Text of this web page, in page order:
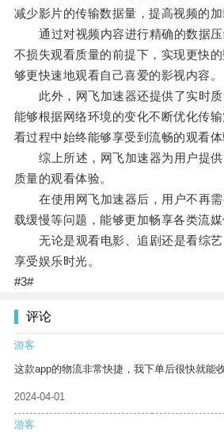
减少影片的传输数据量，提高视频的加
通过对视频内容进行精确的数据压
不损失观看质量的前提下，实现更快
够更快速地观看自己喜爱的影视内容。
此外，网飞加速器还提供了实时质
能够根据网络环境的变化不断优化传
看过程中始终能够享受到流畅的观看体
综上所述，网飞加速器为用户提供
质量的观看体验。
在使用网飞加速器后，用户不再需
载缓慢等问题，能够更加畅享各类流媒
无论是观看电影、追剧还是看综艺
享受娱乐时光。
#3#
评论
游客
这款app的物流非常快捷，我下单后很快就能
2024-04-01
游客